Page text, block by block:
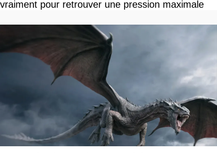
vraiment pour retrouver une pression maximale